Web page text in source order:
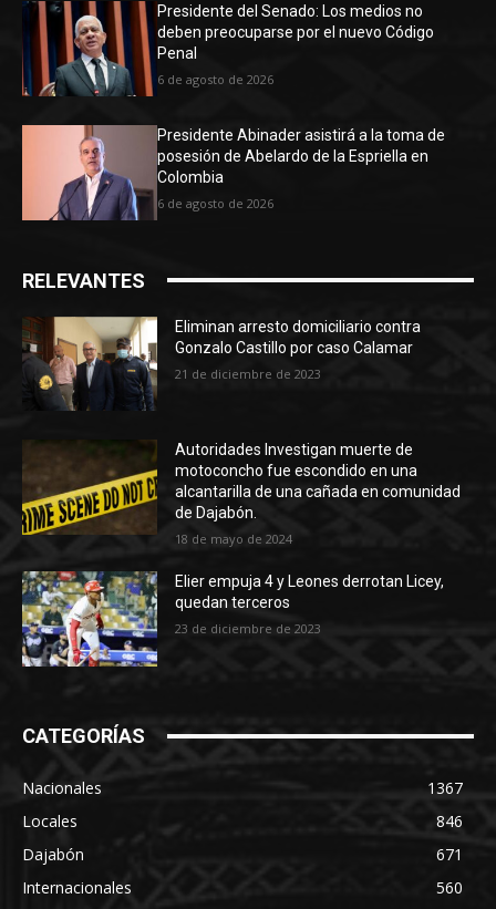
Presidente del Senado: Los medios no
deben preocuparse por el nuevo Código
Penal
6 de agosto de 2026
Presidente Abinader asistirá a la toma de
posesión de Abelardo de la Espriella en
Colombia
6 de agosto de 2026
RELEVANTES
Eliminan arresto domiciliario contra
Gonzalo Castillo por caso Calamar
21 de diciembre de 2023
Autoridades Investigan muerte de
motoconcho fue escondido en una
alcantarilla de una cañada en comunidad
de Dajabón.
18 de mayo de 2024
Elier empuja 4 y Leones derrotan Licey,
quedan terceros
23 de diciembre de 2023
CATEGORÍAS
Nacionales
1367
Locales
846
Dajabón
671
Internacionales
560